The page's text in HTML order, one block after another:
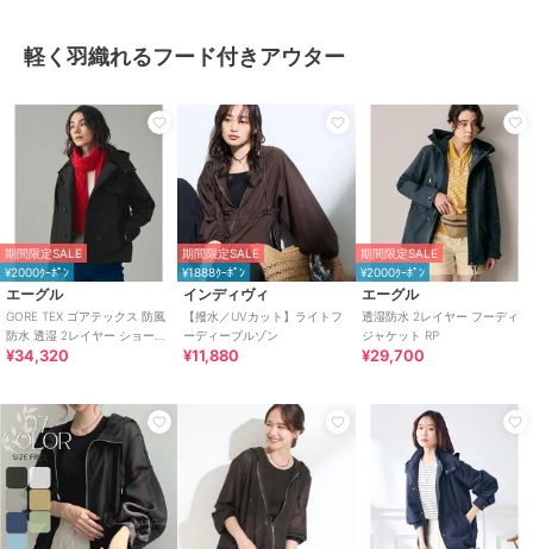
軽く羽織れるフード付きアウター
期間限定SALE
¥2000ｸｰﾎﾟﾝ
エーグル
GORE TEX ゴアテックス 防風
防水 透湿 2レイヤー ショート
トレンチコート / フード脱着
¥34,320
期間限定SALE
¥1888ｸｰﾎﾟﾝ
インディヴィ
【撥水／UVカット】ライトフ
ーディーブルゾン
¥11,880
期間限定SALE
¥2000ｸｰﾎﾟﾝ
エーグル
透湿防水 2レイヤー フーディ
ジャケット RP
¥29,700